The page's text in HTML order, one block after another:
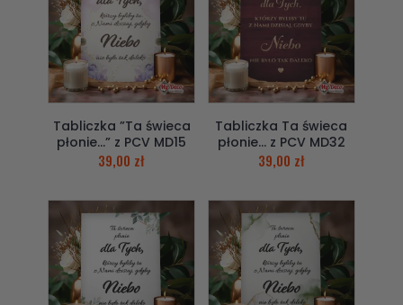
Tabliczka ”Ta świeca
płonie…” z PCV MD15
39,00 zł
Tabliczka Ta świeca
płonie… z PCV MD32
39,00 zł